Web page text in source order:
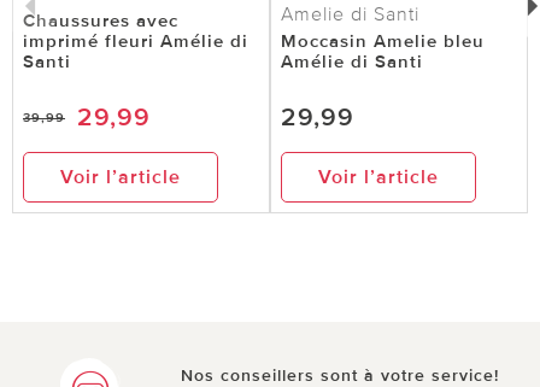
Chaussures avec
imprimé fleuri Amélie di
Santi
39,99 29,99
Voir l’article
Amelie di Santi
Moccasin Amelie bleu
Amélie di Santi
29,99
Voir l’article
Nos conseillers sont à votre service!